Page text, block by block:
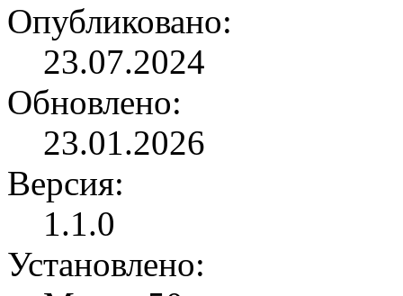
Опубликовано:
23.07.2024
Обновлено:
23.01.2026
Версия:
1.1.0
Установлено: